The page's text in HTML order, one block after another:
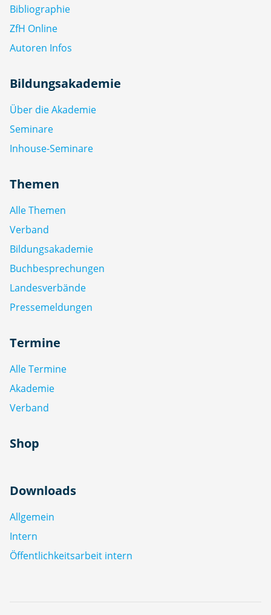
Bibliographie
ZfH Online
Autoren Infos
Bildungsakademie
Über die Akademie
Seminare
Inhouse-Seminare
Themen
Alle Themen
Verband
Bildungsakademie
Buchbesprechungen
Landesverbände
Pressemeldungen
Termine
Alle Termine
Akademie
Verband
Shop
Downloads
Allgemein
Intern
Öffentlichkeitsarbeit intern